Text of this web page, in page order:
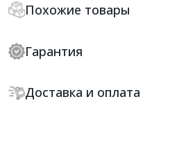
Похожие товары
Гарантия
Доставка и оплата